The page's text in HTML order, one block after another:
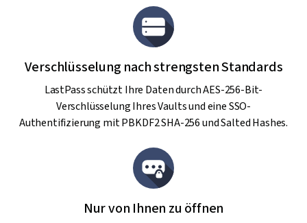
Verschlüsselung nach strengsten Standards
LastPass schützt Ihre Daten durch AES-256-Bit-
Verschlüsselung Ihres Vaults und eine SSO-
Authentifizierung mit PBKDF2 SHA-256 und Salted Hashes.
Nur von Ihnen zu öffnen